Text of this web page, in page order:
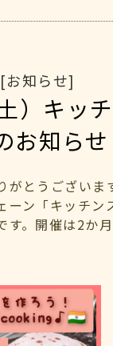
知らせ]
）キッ
お知らせ
がとうござい
ーン「キッチ
す。開催は2か